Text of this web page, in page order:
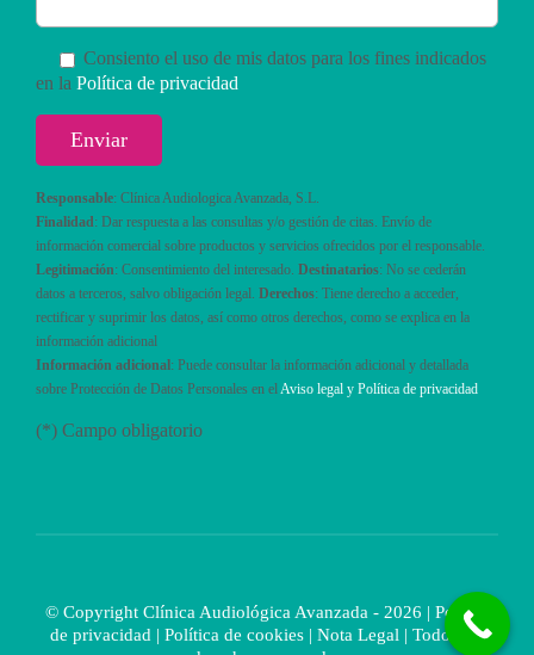
Consiento el uso de mis datos para los fines indicados
en la Política de privacidad
Responsable: Clínica Audiologica Avanzada, S.L.
Finalidad: Dar respuesta a las consultas y/o gestión de citas. Envío de
información comercial sobre productos y servicios ofrecidos por el responsable.
Legitimación: Consentimiento del interesado. Destinatarios: No se cederán
datos a terceros, salvo obligación legal. Derechos: Tiene derecho a acceder,
rectificar y suprimir los datos, así como otros derechos, como se explica en la
información adicional
Información adicional: Puede consultar la información adicional y detallada
sobre Protección de Datos Personales en el Aviso legal y Política de privacidad
(*) Campo obligatorio
© Copyright Clínica Audiológica Avanzada - 2026 | Política
de privacidad | Política de cookies | Nota Legal | Todos los